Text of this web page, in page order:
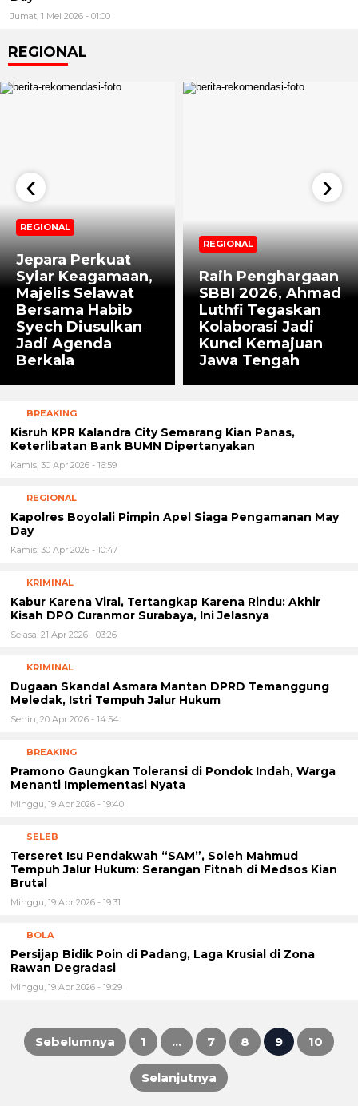
Jumat, 1 Mei 2026 - 01:00
REGIONAL
REGIONAL
Jepara Perkuat
Syiar Keagamaan,
Majelis Selawat
Bersama Habib
Syech Diusulkan
Jadi Agenda
Berkala
REGIONAL
Raih Penghargaan
SBBI 2026, Ahmad
Luthfi Tegaskan
Kolaborasi Jadi
Kunci Kemajuan
Jawa Tengah
‹ ›
BREAKING
Kisruh KPR Kalandra City Semarang Kian Panas,
Keterlibatan Bank BUMN Dipertanyakan
Kamis, 30 Apr 2026 - 16:59
REGIONAL
Kapolres Boyolali Pimpin Apel Siaga Pengamanan May
Day
Kamis, 30 Apr 2026 - 10:47
KRIMINAL
Kabur Karena Viral, Tertangkap Karena Rindu: Akhir
Kisah DPO Curanmor Surabaya, Ini Jelasnya
Selasa, 21 Apr 2026 - 03:26
KRIMINAL
Dugaan Skandal Asmara Mantan DPRD Temanggung
Meledak, Istri Tempuh Jalur Hukum
Senin, 20 Apr 2026 - 14:54
BREAKING
Pramono Gaungkan Toleransi di Pondok Indah, Warga
Menanti Implementasi Nyata
Minggu, 19 Apr 2026 - 19:40
SELEB
Terseret Isu Pendakwah “SAM”, Soleh Mahmud
Tempuh Jalur Hukum: Serangan Fitnah di Medsos Kian
Brutal
Minggu, 19 Apr 2026 - 19:31
BOLA
Persijap Bidik Poin di Padang, Laga Krusial di Zona
Rawan Degradasi
Minggu, 19 Apr 2026 - 19:29
Paginasi
Sebelumnya 1 … 7 8 9 10
Selanjutnya